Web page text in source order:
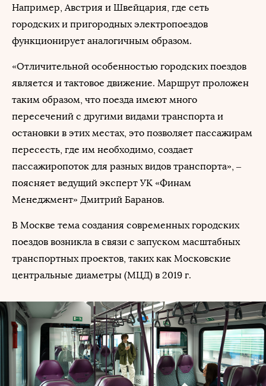
Например, Австрия и Швейцария, где сеть
городских и пригородных электропоездов
функционирует аналогичным образом.
«Отличительной особенностью городских поездов
является и тактовое движение. Маршрут проложен
таким образом, что поезда имеют много
пересечений с другими видами транспорта и
остановки в этих местах, это позволяет пассажирам
пересесть, где им необходимо, создает
пассажиропоток для разных видов транспорта», –
поясняет ведущий эксперт УК «Финам
Менеджмент» Дмитрий Баранов.
В Москве тема создания современных городских
поездов возникла в связи с запуском масштабных
транспортных проектов, таких как Московские
центральные диаметры (МЦД) в 2019 г.